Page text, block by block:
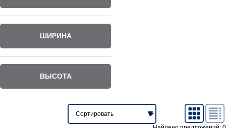
ШИРИНА
ВЫСОТА